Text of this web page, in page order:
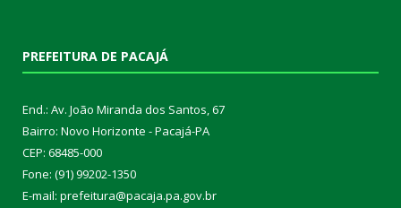
PREFEITURA DE PACAJÁ
End.: Av. João Miranda dos Santos, 67
Bairro: Novo Horizonte - Pacajá-PA
CEP: 68485-000
Fone: (91) 99202-1350
E-mail: prefeitura@pacaja.pa.gov.br